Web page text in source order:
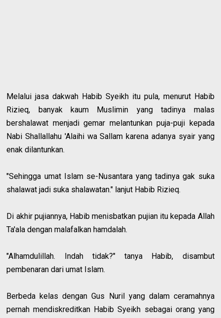
Melalui jasa dakwah Habib Syeikh itu pula, menurut Habib
Rizieq, banyak kaum Muslimin yang tadinya malas
bershalawat menjadi gemar melantunkan puja-puji kepada
Nabi Shallallahu 'Alaihi wa Sallam karena adanya syair yang
enak dilantunkan.
"Sehingga umat Islam se-Nusantara yang tadinya gak suka
shalawat jadi suka shalawatan." lanjut Habib Rizieq.
Di akhir pujiannya, Habib menisbatkan pujian itu kepada Allah
Ta'ala dengan malafalkan hamdalah.
"Alhamdulillah. Indah tidak?" tanya Habib, disambut
pembenaran dari umat Islam.
Berbeda kelas dengan Gus Nuril yang dalam ceramahnya
pernah mendiskreditkan Habib Syeikh sebagai orang yang